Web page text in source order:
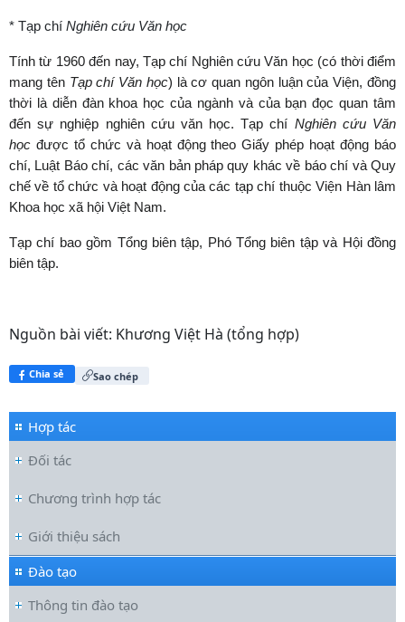
* Tạp chí Nghiên cứu Văn học
Tính từ 1960 đến nay, Tạp chí Nghiên cứu Văn học (có thời điểm
mang tên Tạp chí Văn học) là cơ quan ngôn luận của Viện, đồng
thời là diễn đàn khoa học của ngành và của bạn đọc quan tâm
đến sự nghiệp nghiên cứu văn học. Tạp chí Nghiên cứu Văn
học được tổ chức và hoạt động theo Giấy phép hoạt động báo
chí, Luật Báo chí, các văn bản pháp quy khác về báo chí và Quy
chế về tổ chức và hoạt động của các tạp chí thuộc Viện Hàn lâm
Khoa học xã hội Việt Nam.
Tạp chí bao gồm Tổng biên tập, Phó Tổng biên tập và Hội đồng
biên tập.
Nguồn bài viết: Khương Việt Hà (tổng hợp)
Chia sẻ Sao chép
Hợp tác
Đối tác
Chương trình hợp tác
Giới thiệu sách
Đào tạo
Thông tin đào tạo